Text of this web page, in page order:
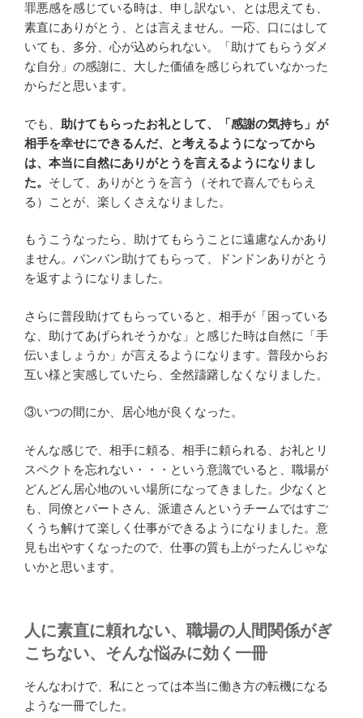
罪悪感を感じている時は、申し訳ない、とは思えても、
素直にありがとう、とは言えません。一応、口にはして
いても、多分、心が込められない。「助けてもらうダメ
な自分」の感謝に、大した価値を感じられていなかった
からだと思います。
でも、 助けてもらったお礼として、「感謝の気持ち」が
相手を幸せにできるんだ、と考えるようになってから
は、本当に自然にありがとうを言えるようになりまし
た。 そして、ありがとうを言う（それで喜んでもらえ
る）ことが、楽しくさえなりました。
もうこうなったら、助けてもらうことに遠慮なんかあり
ません。バンバン助けてもらって、ドンドンありがとう
を返すようになりました。
さらに普段助けてもらっていると、相手が「困っている
な、助けてあげられそうかな」と感じた時は自然に「手
伝いましょうか」が言えるようになります。普段からお
互い様と実感していたら、全然躊躇しなくなりました。
③いつの間にか、居心地が良くなった。
そんな感じで、相手に頼る、相手に頼られる、お礼とリ
スペクトを忘れない・・・という意識でいると、職場が
どんどん居心地のいい場所になってきました。少なくと
も、同僚とパートさん、派遣さんというチームではすご
くうち解けて楽しく仕事ができるようになりました。意
見も出やすくなったので、仕事の質も上がったんじゃな
いかと思います。
人に素直に頼れない、職場の人間関係がぎ
こちない、そんな悩みに効く一冊
そんなわけで、私にとっては本当に働き方の転機になる
ような一冊でした。